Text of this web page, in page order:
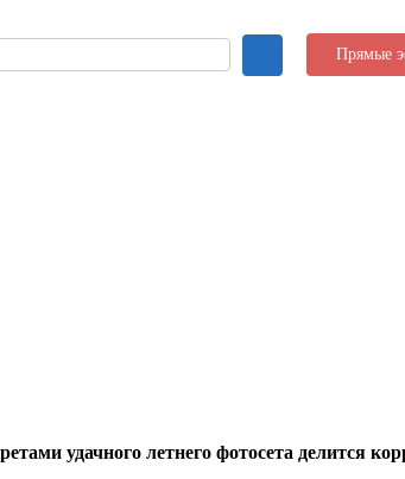
Прямые
удачного летнего фотосета делится